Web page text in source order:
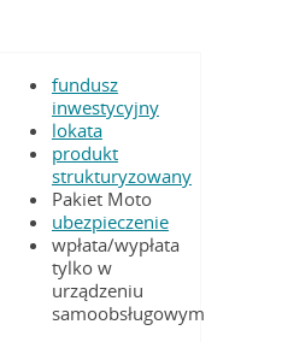
fundusz
inwestycyjny
lokata
produkt
strukturyzowany
Pakiet Moto
ubezpieczenie
wpłata/wypłata
tylko w
urządzeniu
samoobsługowym